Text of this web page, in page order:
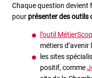
Chaque question devient
pour présenter des outils
l’outil
métiers
les sites
positif, comme